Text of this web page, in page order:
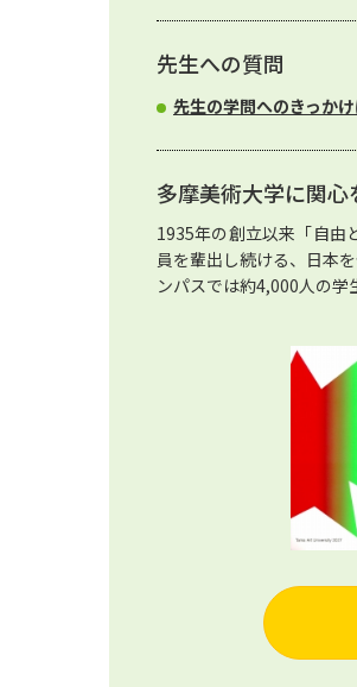
先生への質問
先生の学問へのきっかけ
多摩美術大学に関
1935年の創立以来「自由
員を輩出し続ける、日本
ンパスでは約4,000人の学